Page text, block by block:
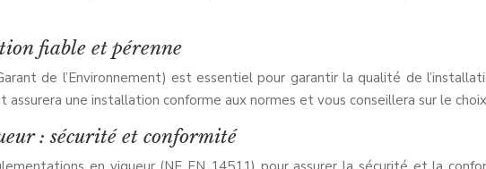
fiable et pérenne
de l’Environnement) est essentiel pour garantir la qualité de
une installation conforme aux normes et vous conseillera sur le
: sécurité et conformité